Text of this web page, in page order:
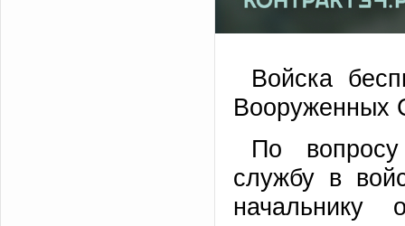
Войска
Вооруженных
По
службу в
начальнику